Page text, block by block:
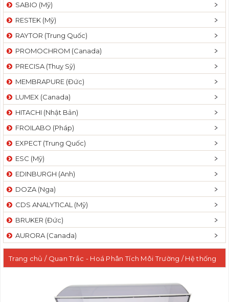
SABIO (Mỹ)
RESTEK (Mỹ)
RAYTOR (Trung Quốc)
PROMOCHROM (Canada)
PRECISA (Thuỵ Sỹ)
MEMBRAPURE (Đức)
LUMEX (Canada)
HITACHI (Nhật Bản)
FROILABO (Pháp)
EXPECT (Trung Quốc)
ESC (Mỹ)
EDINBURGH (Anh)
DOZA (Nga)
CDS ANALYTICAL (Mỹ)
BRUKER (Đức)
AURORA (Canada)
Trang chủ / Quan Trắc - Hoá Phân Tích Môi Trường /Hệ thống
AQ700 Discrete Analyzer